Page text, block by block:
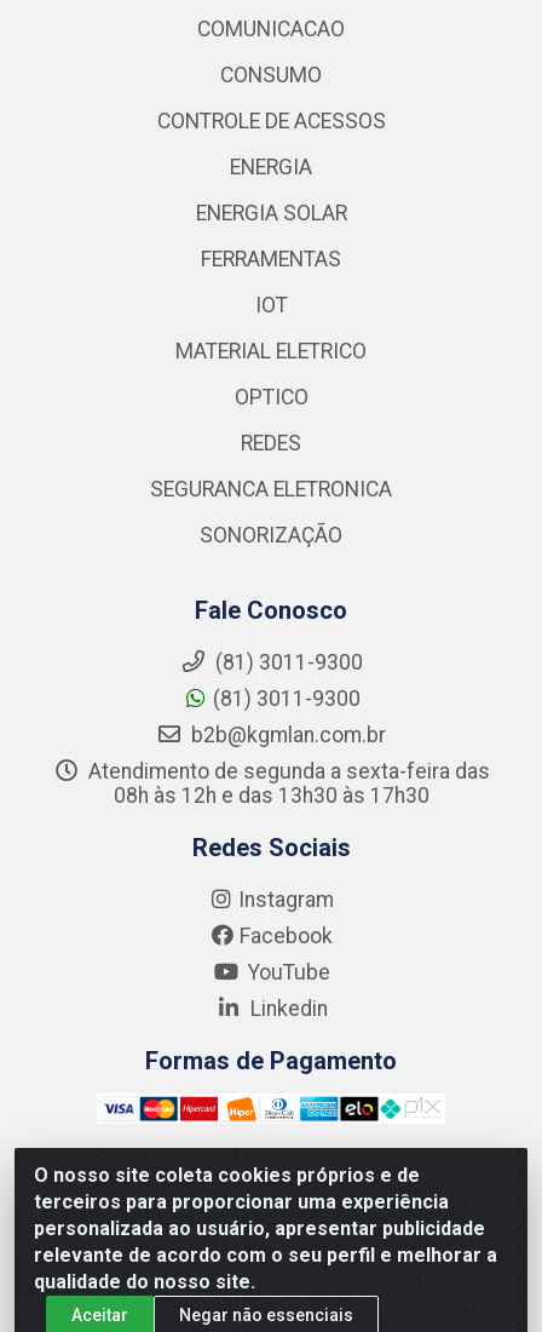
O nosso site coleta cookies próprios e de
terceiros para proporcionar uma experiência
personalizada ao usuário, apresentar publicidade
relevante de acordo com o seu perfil e melhorar a
qualidade do nosso site.
Aceitar Negar não essenciais
COMUNICACAO
CONSUMO
CONTROLE DE ACESSOS
ENERGIA
ENERGIA SOLAR
FERRAMENTAS
IOT
MATERIAL ELETRICO
OPTICO
REDES
SEGURANCA ELETRONICA
SONORIZAÇÃO
Fale Conosco
(81) 3011-9300
(81) 3011-9300
b2b@kgmlan.com.br
Atendimento de segunda a sexta-feira das
08h às 12h e das 13h30 às 17h30
Redes Sociais
Instagram
Facebook
YouTube
Linkedin
Formas de Pagamento
Kgmlan Distribuidora LTDA - CNPJ 18.217.682/0001-54 -
Rua Pedro de Barros Cavalcante, 58 - Bultrins, Olinda/PE
- CEP 53320-110